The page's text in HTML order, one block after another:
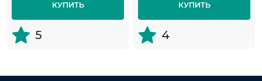
КУПИТЬ
5
КУПИТЬ
4